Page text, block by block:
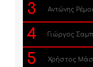
3 Αντώνης
4 Γιώργος
5 Χρήστος